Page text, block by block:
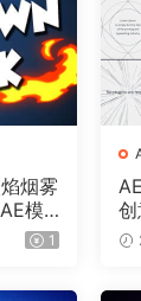
烟雾
模
1